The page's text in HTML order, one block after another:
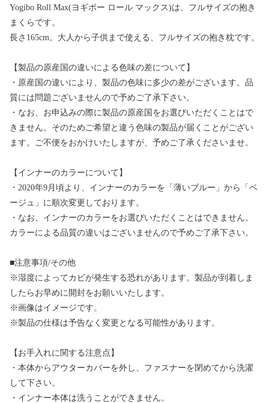
Yogibo Roll Max(ヨギボー ロール マックス)は、フルサイズの抱き
まくらです。
長さ165cm。大人から子供まで使える、フルサイズの抱き枕です。
【製品の原産国の違いによる色味の差について】
・原産国の違いにより、製品の色味に多少の差がございます。品
質には問題ございませんので予めご了承下さい。
・なお、お申込みの際に製品の原産国をお選びいただくことはで
きません。そのためご希望と違う色味の製品が届くことがござい
ます。ご不便をおかけいたしますが、予めご了承くださいませ。
【インナーのカラーについて】
・2020年9月頃より、インナーのカラーを「薄いブルー」から「ベ
ージュ」に順次変更しております。
・なお、インナーのカラーをお選びいただくことはできません。
カラーによる品質の違いはございませんので予めご了承下さい。
■注意事項/その他
※湿度によってカビが発生する恐れがあります。製品が到着しま
したらお早めに開封をお願いいたします。
※画像はイメージです。
※製品の仕様は予告なく変更となる可能性があります。
【お手入れに関する注意点】
・本体からアウターカバーを外し、ファスナーを閉めてから洗濯
して下さい。
・インナー本体は洗うことができません。